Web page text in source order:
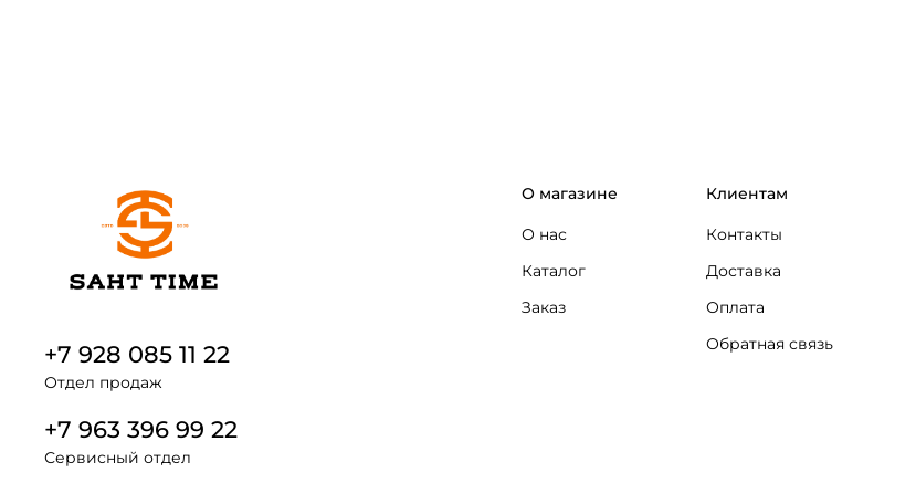
О магазине
О нас
Каталог
Заказ
Клиентам
Контакты
Доставка
Оплата
Обратная связь
+7 928 085 11 22
Отдел продаж
+7 963 396 99 22
Сервисный отдел